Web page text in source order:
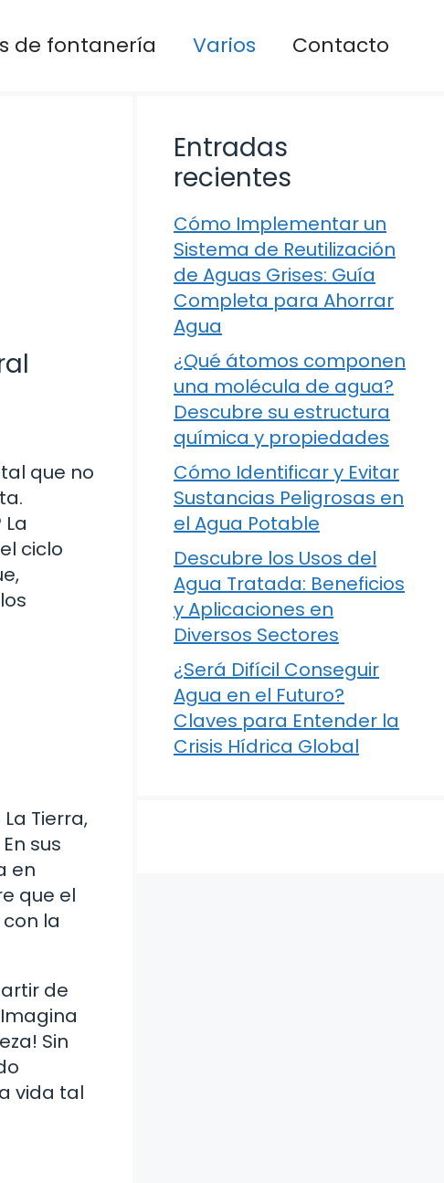
de fontanería Varios Contacto
que no
ciclo
Tierra,
sus
en
que el
la
de
Sin
vida tal
Entradas
recientes
Cómo Implementar un
Sistema de Reutilización
de Aguas Grises: Guía
Completa para Ahorrar
Agua
¿Qué átomos componen
una molécula de agua?
Descubre su estructura
química y propiedades
Cómo Identificar y Evitar
Sustancias Peligrosas en
el Agua Potable
Descubre los Usos del
Agua Tratada: Beneficios
y Aplicaciones en
Diversos Sectores
¿Será Difícil Conseguir
Agua en el Futuro?
Claves para Entender la
Crisis Hídrica Global